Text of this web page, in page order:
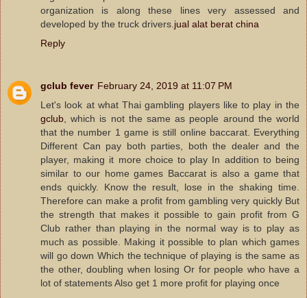
organization is along these lines very assessed and
developed by the truck drivers. jual alat berat china
Reply
gclub fever February 24, 2019 at 11:07 PM
Let's look at what Thai gambling players like to play in the
gclub , which is not the same as people around the world
that the number 1 game is still online baccarat. Everything
Different Can pay both parties, both the dealer and the
player, making it more choice to play In addition to being
similar to our home games Baccarat is also a game that
ends quickly. Know the result, lose in the shaking time.
Therefore can make a profit from gambling very quickly But
the strength that makes it possible to gain profit from G
Club rather than playing in the normal way is to play as
much as possible. Making it possible to plan which games
will go down Which the technique of playing is the same as
the other, doubling when losing Or for people who have a
lot of statements Also get 1 more profit for playing once